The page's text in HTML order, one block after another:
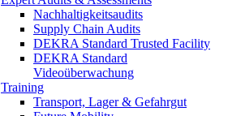
Nachhaltigkeitsaudits
Supply Chain Audits
DEKRA Standard Trusted Facility
DEKRA Standard
Videoüberwachung
Training
Transport, Lager & Gefahrgut